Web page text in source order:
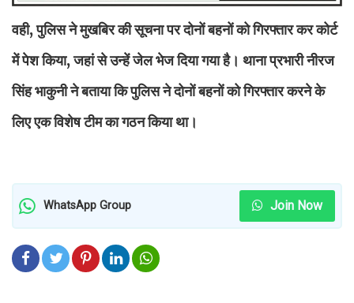
वही, पुलिस ने मुखबिर की सूचना पर दोनों बहनों को गिरफ्तार कर कोर्ट
में पेश किया, जहां से उन्हें जेल भेज दिया गया है। थाना प्रभारी नीरज
सिंह भाकुनी ने बताया कि पुलिस ने दोनों बहनों को गिरफ्तार करने के
लिए एक विशेष टीम का गठन किया था।
WhatsApp Group Join Now